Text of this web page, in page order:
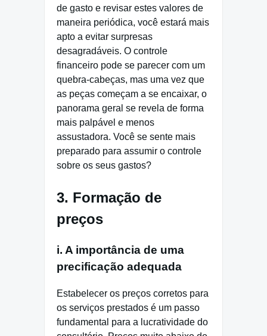
de gasto e revisar estes valores de
maneira periódica, você estará mais
apto a evitar surpresas
desagradáveis. O controle
financeiro pode se parecer com um
quebra-cabeças, mas uma vez que
as peças começam a se encaixar, o
panorama geral se revela de forma
mais palpável e menos
assustadora. Você se sente mais
preparado para assumir o controle
sobre os seus gastos?
3. Formação de
preços
i. A importância de uma
precificação adequada
Estabelecer os preços corretos para
os serviços prestados é um passo
fundamental para a lucratividade do